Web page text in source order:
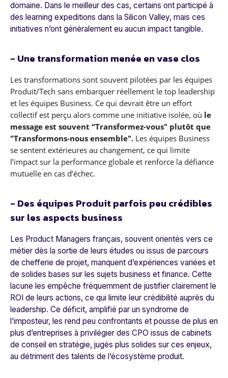
domaine. Dans le meilleur des cas, certains ont participé à
des learning expeditions dans la Silicon Valley, mais ces
initiatives n’ont généralement eu aucun impact tangible.
- Une transformation menée en vase clos
Les transformations sont souvent pilotées par les équipes
Produit/Tech sans embarquer réellement le top leadership
et les équipes Business. Ce qui devrait être un effort
collectif est perçu alors comme une initiative isolée, où le
message est souvent “Transformez-vous" plutôt que
"Transformons-nous ensemble". Les équipes Business
se sentent extérieures au changement, ce qui limite
l’impact sur la performance globale et renforce la défiance
mutuelle en cas d’échec.
- Des équipes Produit parfois peu crédibles
sur les aspects business
Les Product Managers français, souvent orientés vers ce
métier dès la sortie de leurs études ou issus de parcours
de chefferie de projet, manquent d’expériences variées et
de solides bases sur les sujets business et finance. Cette
lacune les empêche fréquemment de justifier clairement le
ROI de leurs actions, ce qui limite leur crédibilité auprès du
leadership. Ce déficit, amplifié par un syndrome de
l’imposteur, les rend peu confrontants et pousse de plus en
plus d’entreprises à privilégier des CPO issus de cabinets
de conseil en stratégie, jugés plus solides sur ces enjeux,
au détriment des talents de l’écosystème produit.